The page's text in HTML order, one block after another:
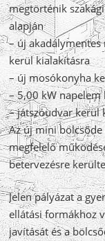
megtörténik
alapján
– új
kerül kialakításra
– új mosókonyha
– 5,00 kW
– játszóudvar kerül
Az új mini
megfelelő
betervezésre
Jelen pályázat a
ellátási formákhoz
javítását és a